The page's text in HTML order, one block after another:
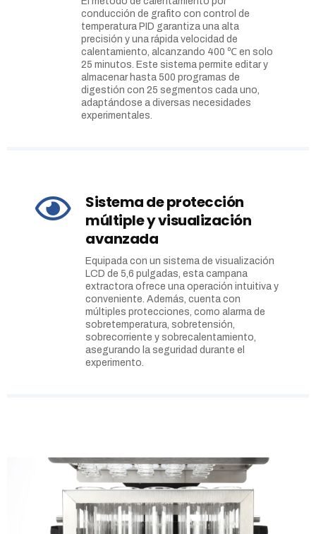
conducción de grafito con control de
temperatura PID garantiza una alta
precisión y una rápida velocidad de
calentamiento, alcanzando 400 ℃ en solo
25 minutos. Este sistema permite editar y
almacenar hasta 500 programas de
digestión con 25 segmentos cada uno,
adaptándose a diversas necesidades
experimentales.
Sistema de protección
múltiple y visualización
avanzada
Equipada con un sistema de visualización
LCD de 5,6 pulgadas, esta campana
extractora ofrece una operación intuitiva y
conveniente. Además, cuenta con
múltiples protecciones, como alarma de
sobretemperatura, sobretensión,
sobrecorriente y sobrecalentamiento,
asegurando la seguridad durante el
experimento.